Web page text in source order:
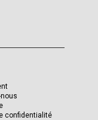
confidentialité